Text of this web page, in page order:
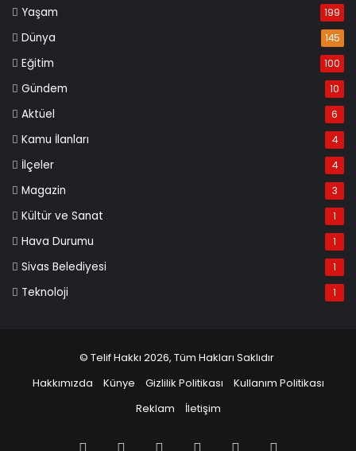
Yaşam 199
Dünya 145
Eğitim 100
Gündem 10
Aktüel 6
Kamu İlanları 4
İlçeler 4
Magazin 3
Kültür ve Sanat 1
Hava Durumu 1
Sivas Belediyesi 1
Teknoloji 1
© Telif Hakkı 2026, Tüm Hakları Saklıdır
Hakkımızda
Künye Gizlilik Politikası
Kullanım Politikası
Reklam
İletişim